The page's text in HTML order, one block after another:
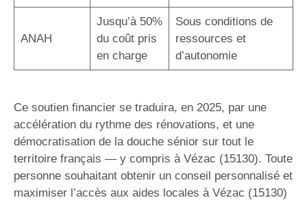
ANAH
Jusqu’à 50%
du coût pris
en charge
Sous conditions de
ressources et
d’autonomie
Ce soutien financier se traduira, en 2025, par une
accélération du rythme des rénovations, et une
démocratisation de la douche sénior sur tout le
territoire français — y compris à Vézac (15130). Toute
personne souhaitant obtenir un conseil personnalisé et
maximiser l’accès aux aides locales à Vézac (15130)